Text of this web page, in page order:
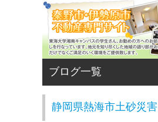
静岡県熱海市土砂災害